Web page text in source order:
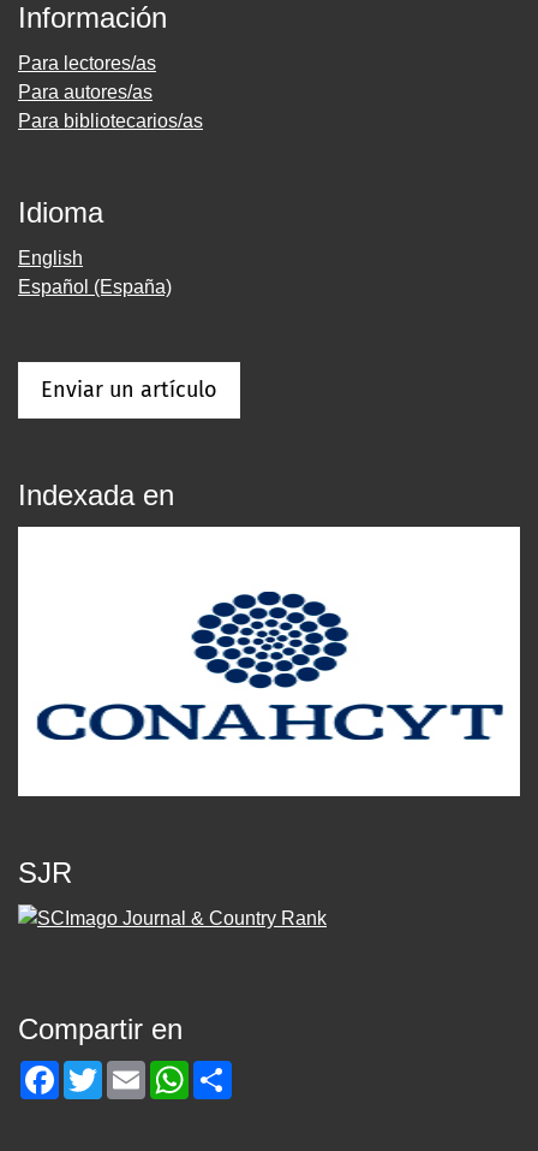
Información
Para lectores/as
Para autores/as
Para bibliotecarios/as
Idioma
English
Español (España)
Enviar un artículo
Indexada en
SJR
Compartir en
Facebook
TwitterEmailWhatsApp